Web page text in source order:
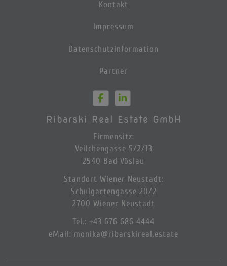
Kontakt
Impressum
Datenschutzinformation
Partner
Ribarski Real Estate GmbH
Firmensitz:
Veilchengasse 5/2/13
2540 Bad Vöslau
Standort Wiener Neustadt:
Schulgartengasse 20/2
2700 Wiener Neustadt
Tel.: +43 676 686 4444
eMail: monika@ribarskireal.estate